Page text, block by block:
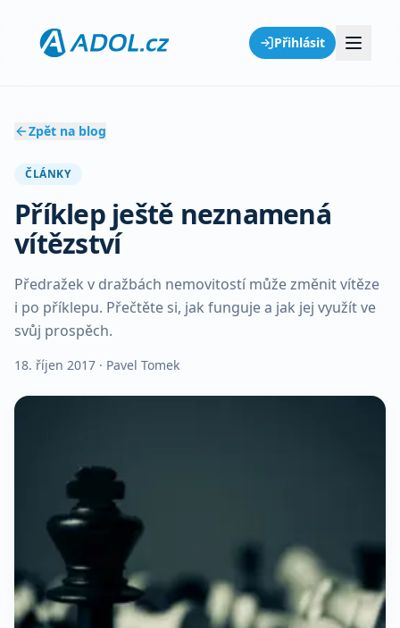
Přihlásit
Zpět na blog
ČLÁNKY
Příklep ještě neznamená
vítězství
Předražek v dražbách nemovitostí může změnit vítěze
i po příklepu. Přečtěte si, jak funguje a jak jej využít ve
svůj prospěch.
18. říjen 2017 · Pavel Tomek